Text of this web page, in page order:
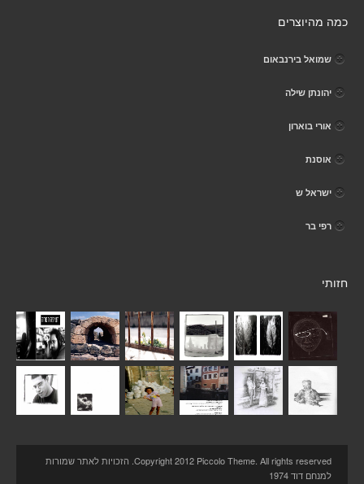
כמה מהיוצרים
שמואל בירנבאום
יהונתן שילה
אורי בוארון
אוסנת
ישראל ש
רפי בר
חזותי
Copyright 2012 Piccolo Theme. All rights reserved. הזכויות לאתר שמורות
למנחם דוד 1974